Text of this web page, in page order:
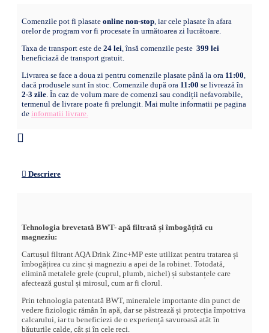
Comenzile pot fi plasate online non-stop, iar cele plasate în afara
orelor de program vor fi procesate în următoarea zi lucrătoare.
Taxa de transport este de 24 lei, însă comenzile peste 399 lei
beneficiază de transport gratuit.
Livrarea se face a doua zi pentru comenzile plasate până la ora 11:00,
dacă produsele sunt în stoc. Comenzile după ora 11:00 se livrează în
2-3 zile. În caz de volum mare de comenzi sau condiții nefavorabile,
termenul de livrare poate fi prelungit. Mai multe informatii pe pagina
de informatii livrare.
Descriere
Tehnologia brevetată BWT- apă filtrată și îmbogățită cu
magneziu:
Cartușul filtrant AQA Drink Zinc+MP este utilizat pentru tratarea și
îmbogățirea cu zinc și magneziu a apei de la robinet. Totodată,
elimină metalele grele (cuprul, plumb, nichel) și substanțele care
afectează gustul și mirosul, cum ar fi clorul.
Prin tehnologia patentată BWT, mineralele importante din punct de
vedere fiziologic rămân în apă, dar se păstrează și protecția împotriva
calcarului, iar tu beneficiezi de o experiență savuroasă atât în
băuturile calde, cât și în cele reci.